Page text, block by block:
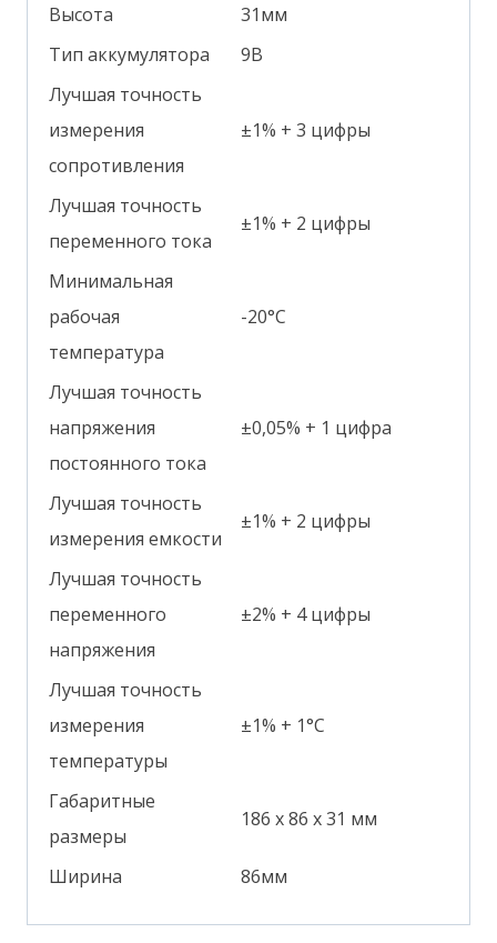
Высота
31мм
Тип аккумулятора
9В
Лучшая точность
измерения
сопротивления
±1% + 3 цифры
Лучшая точность
переменного тока
±1% + 2 цифры
Минимальная
рабочая
температура
-20°С
Лучшая точность
напряжения
постоянного тока
±0,05% + 1 цифра
Лучшая точность
измерения емкости
±1% + 2 цифры
Лучшая точность
переменного
напряжения
±2% + 4 цифры
Лучшая точность
измерения
температуры
±1% + 1°С
Габаритные
размеры
186 х 86 х 31 мм
Ширина 86мм